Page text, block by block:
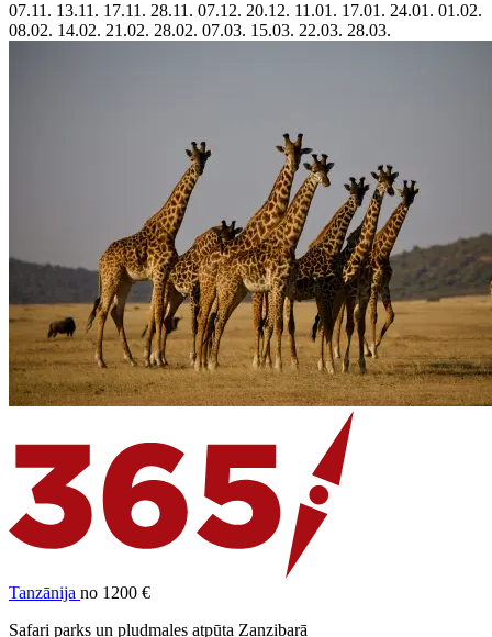
07.11. 13.11. 17.11. 28.11. 07.12. 20.12. 11.01. 17.01. 24.01. 01.02.
08.02. 14.02. 21.02. 28.02. 07.03. 15.03. 22.03. 28.03.
Tanzānija no 1200 €
Safari parks un pludmales atpūta Zanzibarā